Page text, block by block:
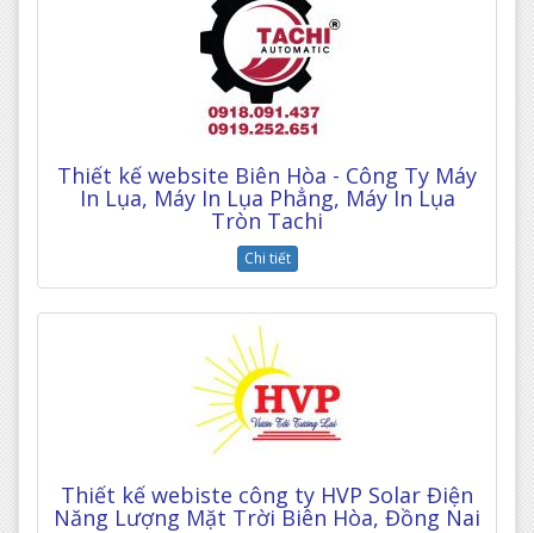
Thiết kế website Biên Hòa - Công Ty Máy
In Lụa, Máy In Lụa Phẳng, Máy In Lụa
Tròn Tachi
Chi tiết
Thiết kế webiste công ty HVP Solar Điện
Năng Lượng Mặt Trời Biên Hòa, Đồng Nai